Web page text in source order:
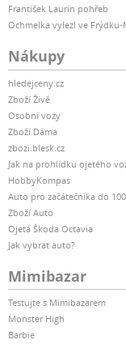
František Laurin pohřeb
Ochmelka vylezl ve
Nákupy
hledejceny.cz
Zboží Živě
Osobní vozy
Zboží Dáma
zbozi.blesk.cz
Jak na prohlídku ojetého
HobbyKompas
Auto pro začátečníka do
Zboží Auto
Ojetá Škoda Octavia
Jak vybrat auto?
Mimibazar
Testujte s Mimibazarem
Monster High
Barbie